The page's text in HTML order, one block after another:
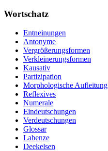
Wortschatz
Entneinungen
Antonyme
Vergrößerungsformen
Verkleinerungsformen
Kausativ
Partizipation
Morphologische Aufleitung
Reflexives
Numerale
Eindeutschungen
Verdeutschungen
Glossar
Labenze
Deekelsen